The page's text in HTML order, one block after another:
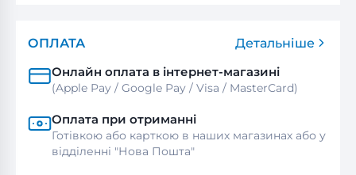
ОПЛАТА
Детальніше
Онлайн оплата в інтернет-магазині
(Apple Pay / Google Pay / Visa / MasterСard)
Оплата при отриманні
Готівкою або карткою в наших магазинах або у
відділенні "Нова Пошта"